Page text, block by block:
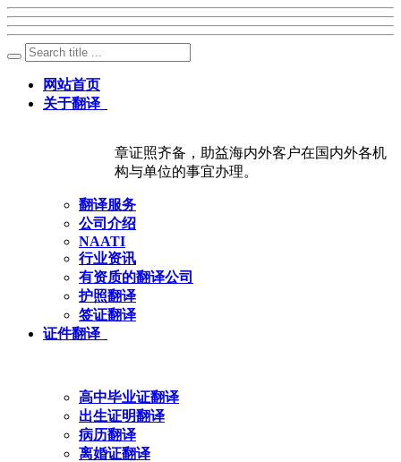
网站首页
关于翻译
章证照齐备，助益海内外客户在国内外各机
构与单位的事宜办理。
翻译服务
公司介绍
NAATI
行业资讯
有资质的翻译公司
护照翻译
签证翻译
证件翻译
高中毕业证翻译
出生证明翻译
病历翻译
离婚证翻译